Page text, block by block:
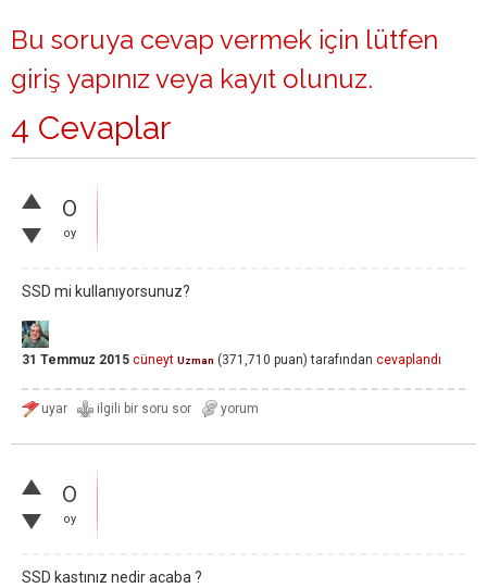
Bu soruya cevap vermek için lütfen
giriş yapınız veya kayıt olunuz.
4 Cevaplar
0
oy
SSD mi kullanıyorsunuz?
31 Temmuz 2015 cüneyt Uzman (371,710 puan) tarafından cevaplandı
0
oy
SSD kastınız nedir acaba ?